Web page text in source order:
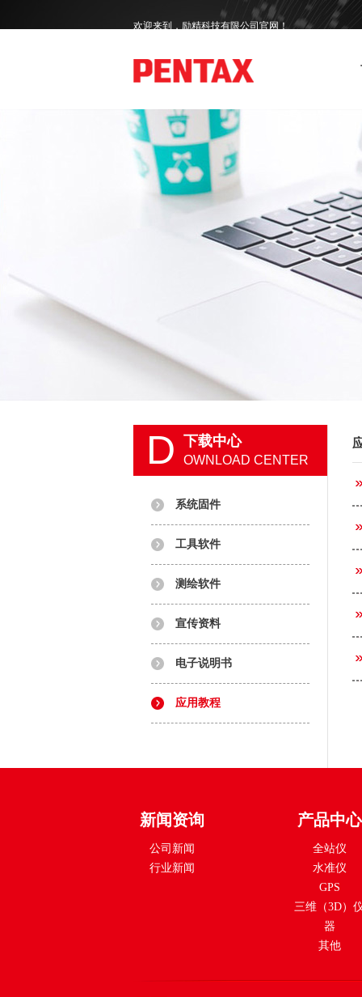
欢迎来到，励精科技
D 下载中心
OWNLOAD CENTER
系统固件
工具软件
测绘软件
宣传资料
电子说明书
应用教程
新闻资询
公司新闻
行业新闻
产品中心
全站仪
水准仪
GPS
三维（3D）
器
其他